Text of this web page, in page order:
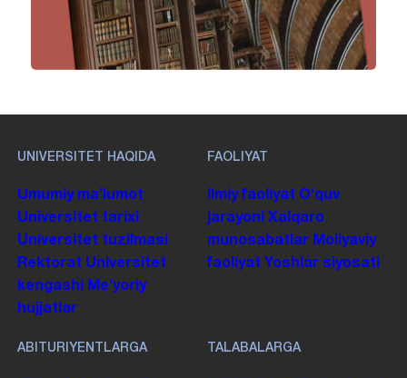
UNIVERSITET HAQIDA
Umumiy maʼlumot
Universitet tarixi
Universitet tuzilmasi
Rektorat Universitet
kengashi
Me'yoriy
hujjatlar
FAOLIYAT
Ilmiy faoliyat Oʻquv
jarayoni
Xalqaro
munosabatlar Moliyaviy
faoliyat Yoshlar siyosati
ABITURIYENTLARGA TALABALARGA